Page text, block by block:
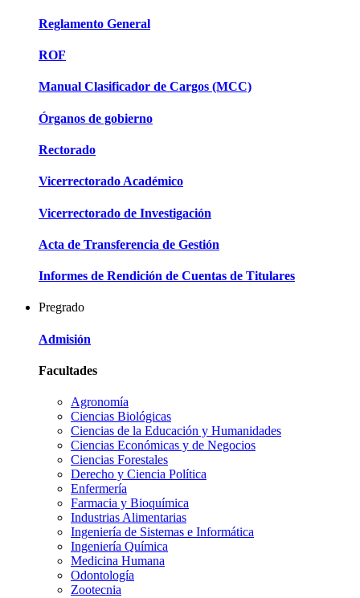
Reglamento General
ROF
Manual Clasificador de Cargos (MCC)
Órganos de gobierno
Rectorado
Vicerrectorado Académico
Vicerrectorado de Investigación
Acta de Transferencia de Gestión
Informes de Rendición de Cuentas de Titulares
Pregrado
Admisión
Facultades
Agronomía
Ciencias Biológicas
Ciencias de la Educación y Humanidades
Ciencias Económicas y de Negocios
Ciencias Forestales
Derecho y Ciencia Política
Enfermería
Farmacia y Bioquímica
Industrias Alimentarias
Ingeniería de Sistemas e Informática
Ingeniería Química
Medicina Humana
Odontología
Zootecnia